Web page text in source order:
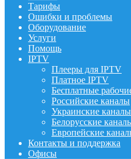
Тарифы
Ошибки и проблемы
Оборудование
Услуги
Помощь
IPTV
Плееры для IPTV
Платное IPTV
Бесплатные
Российские каналы
Украинские каналы
Белорусские
Европейские
Контакты и поддержка
Офисы